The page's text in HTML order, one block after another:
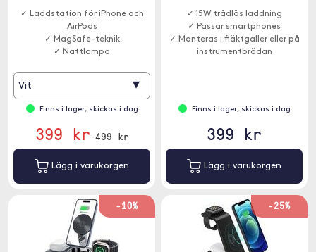
✓ Laddstation för iPhone och
AirPods
✓ MagSafe-teknik
✓ Nattlampa
Vit ▾
Finns i lager, skickas i dag
399 kr 499 kr
Lägg i varukorgen
✓ 15W trådlös laddning
✓ Passar smartphones
✓ Monteras i fläktgaller eller på
instrumentbrädan
Finns i lager, skickas i dag
399 kr
Lägg i varukorgen
-10% -25%